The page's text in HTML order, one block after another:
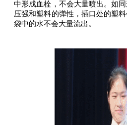
中形成血栓，不会大量喷出。如
压强和塑料的弹性，插口处的塑
袋中的水不会大量流出。